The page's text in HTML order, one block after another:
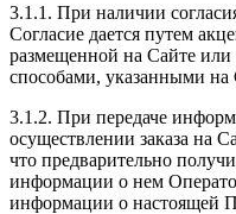
3.1.1. При наличии
Согласие дается путем
размещенной на Сайте или
способами, указанными на
3.1.2. При передаче
осуществлении заказа на
что предварительно
информации о нем
информации о настоящей